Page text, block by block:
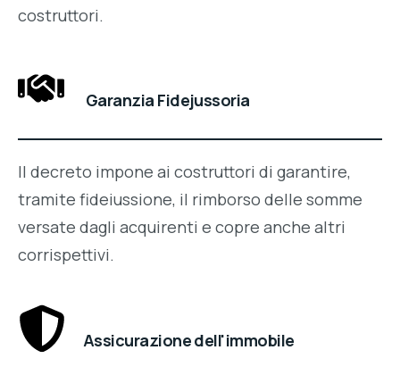
costruttori.
Garanzia Fidejussoria
Il decreto impone ai costruttori di garantire,
tramite fideiussione, il rimborso delle somme
versate dagli acquirenti e copre anche altri
corrispettivi.
Assicurazione dell'immobile